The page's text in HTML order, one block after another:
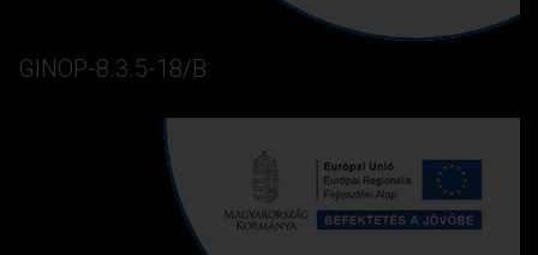
GINOP-8.3.5-18/B